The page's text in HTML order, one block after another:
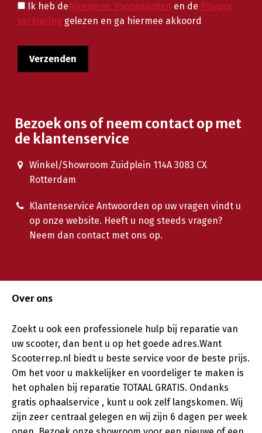
Ik heb deAlgemene Voorwaarden en de Privacy
verklaring gelezen en ga hiermee akkoord
Bezoek ons of neem contact op met
de klantenservice
Winkel/Showroom Zuidplein 114A 3083 CX
Rotterdam
Klantenservice Antwoorden op uw vragen vindt u
op onze website. Heeft u nog steeds vragen?
Neem dan contact met ons op.
Over ons
Zoekt u ook een professionele hulp bij reparatie van
uw scooter, dan bent u op het goede adres.Want
Scooterrep.nl biedt u beste service voor de beste prijs.
Om het voor u makkelijker en voordeliger te maken is
het ophalen bij reparatie TOTAAL GRATIS. Ondanks
gratis ophaalservice , kunt u ook zelf langskomen. Wij
zijn zeer centraal gelegen en wij zijn 6 dagen per week